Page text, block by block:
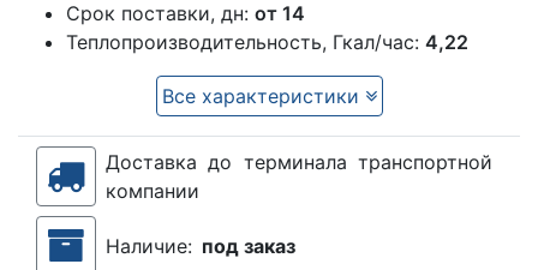
Срок поставки, дн: от 14
Теплопроизводительность, Гкал/час: 4,22
Все характеристики
Доставка до терминала транспортной
компании
Наличие: под заказ